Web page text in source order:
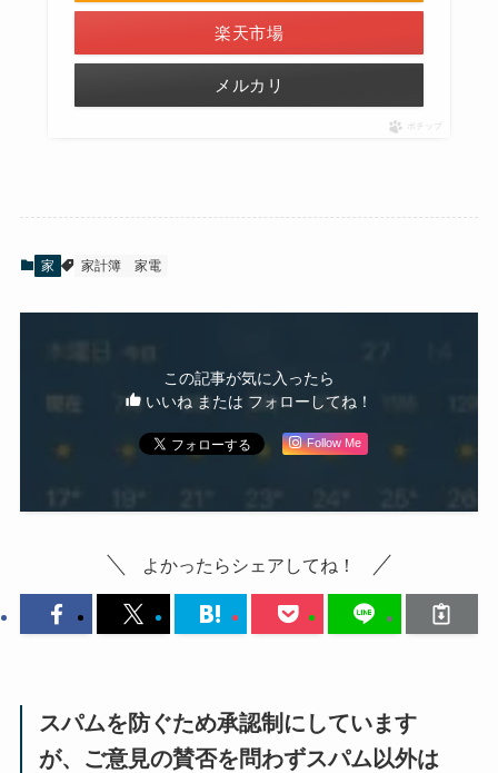
楽天市場
メルカリ
ポチップ
家 家計簿 家電
この記事が気に入ったら
いいね または フォローしてね！
Follow Me
よかったらシェアしてね！
スパムを防ぐため承認制にしています
が、ご意見の賛否を問わずスパム以外は